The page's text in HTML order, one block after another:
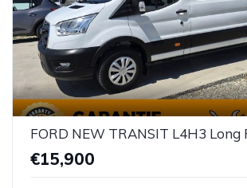
€15,900